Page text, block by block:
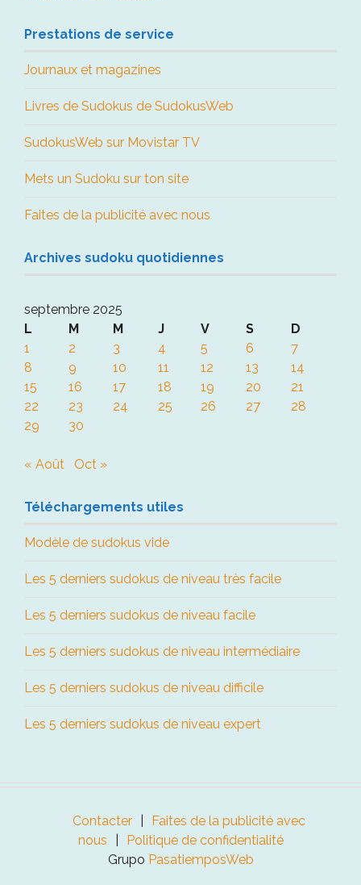
Prestations de service
Journaux et magazines
Livres de Sudokus de SudokusWeb
SudokusWeb sur Movistar TV
Mets un Sudoku sur ton site
Faites de la publicité avec nous
Archives sudoku quotidiennes
septembre 2025
L
M M J V S
D
1
2 3 4 5 6
7
8
9 10 11 12 13
14
15
16 17 18 19 20
21
22
23 24 25 26 27
28
29
30
« Août Oct »
Téléchargements utiles
Modèle de sudokus vide
Les 5 derniers sudokus de niveau très facile
Les 5 derniers sudokus de niveau facile
Les 5 derniers sudokus de niveau intermédiaire
Les 5 derniers sudokus de niveau difficile
Les 5 derniers sudokus de niveau expert
Contacter
Faites de la publicité avec
nous
Politique de confidentialité
Grupo PasatiemposWeb